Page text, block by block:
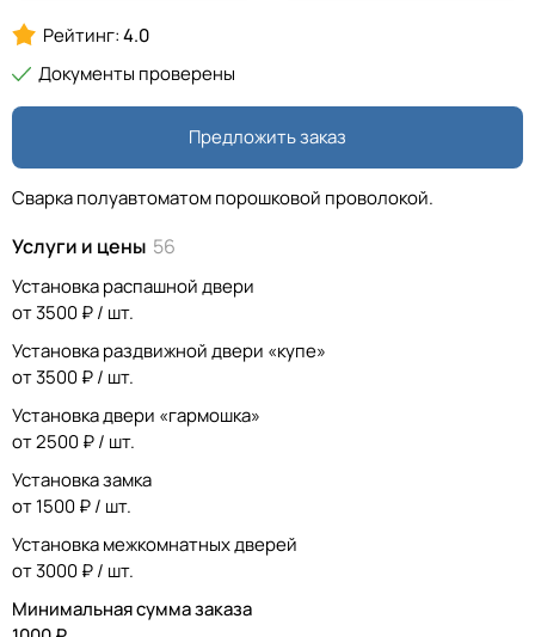
Рейтинг:4.0
Документы проверены
Предложить заказ
Сварка полуавтоматом порошковой проволокой.
Услуги и цены 56
Установка распашной двери
от 3500 ₽ / шт.
Установка раздвижной двери «купе»
от 3500 ₽ / шт.
Установка двери «гармошка»
от 2500 ₽ / шт.
Установка замка
от 1500 ₽ / шт.
Установка межкомнатных дверей
от 3000 ₽ / шт.
Минимальная сумма заказа